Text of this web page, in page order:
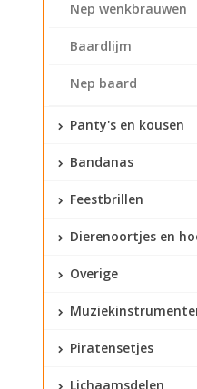
Nep wenkbrauwen
Baardlijm
Nep baard
Panty's en kousen
Bandanas
Feestbrillen
Dierenoortjes en
Overige
Piratensetjes
Lichaamsdelen